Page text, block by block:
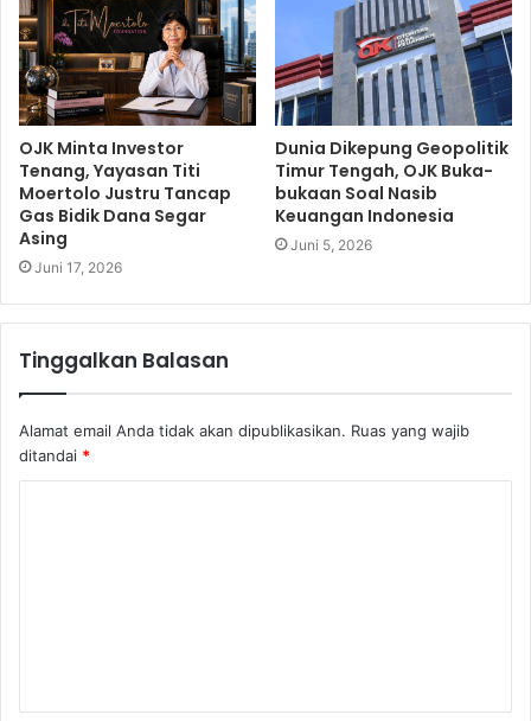
OJK Minta Investor
Tenang, Yayasan Titi
Moertolo Justru Tancap
Gas Bidik Dana Segar
Asing
Juni 17, 2026
Dunia Dikepung Geopolitik
Timur Tengah, OJK Buka-
bukaan Soal Nasib
Keuangan Indonesia
Juni 5, 2026
Tinggalkan Balasan
Alamat email Anda tidak akan dipublikasikan. Ruas yang wajib
ditandai *